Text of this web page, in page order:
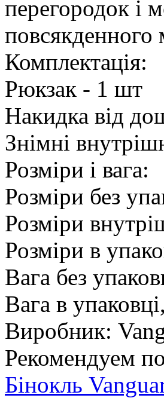
перегородок і
повсякденного
Комплектація:
Рюкзак - 1 шт
Накидка від
Знімні
Розміри і вага:
Розміри без
Розміри
Розміри в
Вага без
Вага в
Виробник:
Рекомендуем
Бінокль